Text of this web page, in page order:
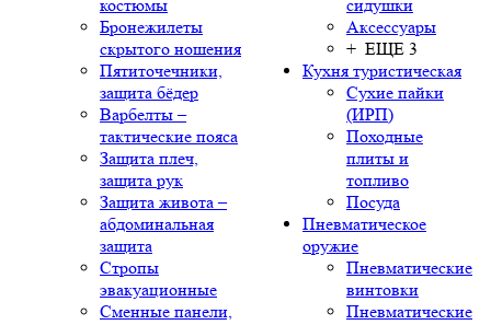
костюмы
Бронежилеты
скрытого ношения
Пятиточечники,
защита бёдер
Варбелты –
тактические пояса
Защита плеч,
защита рук
Защита живота –
абдоминальная
защита
Стропы
эвакуационные
Сменные панели,
сидушки
Аксессуары
+ ЕЩЕ 3
Кухня туристическая
Сухие пайки
(ИРП)
Походные
плиты и
топливо
Посуда
Пневматическое
оружие
Пневматические
винтовки
Пневматические